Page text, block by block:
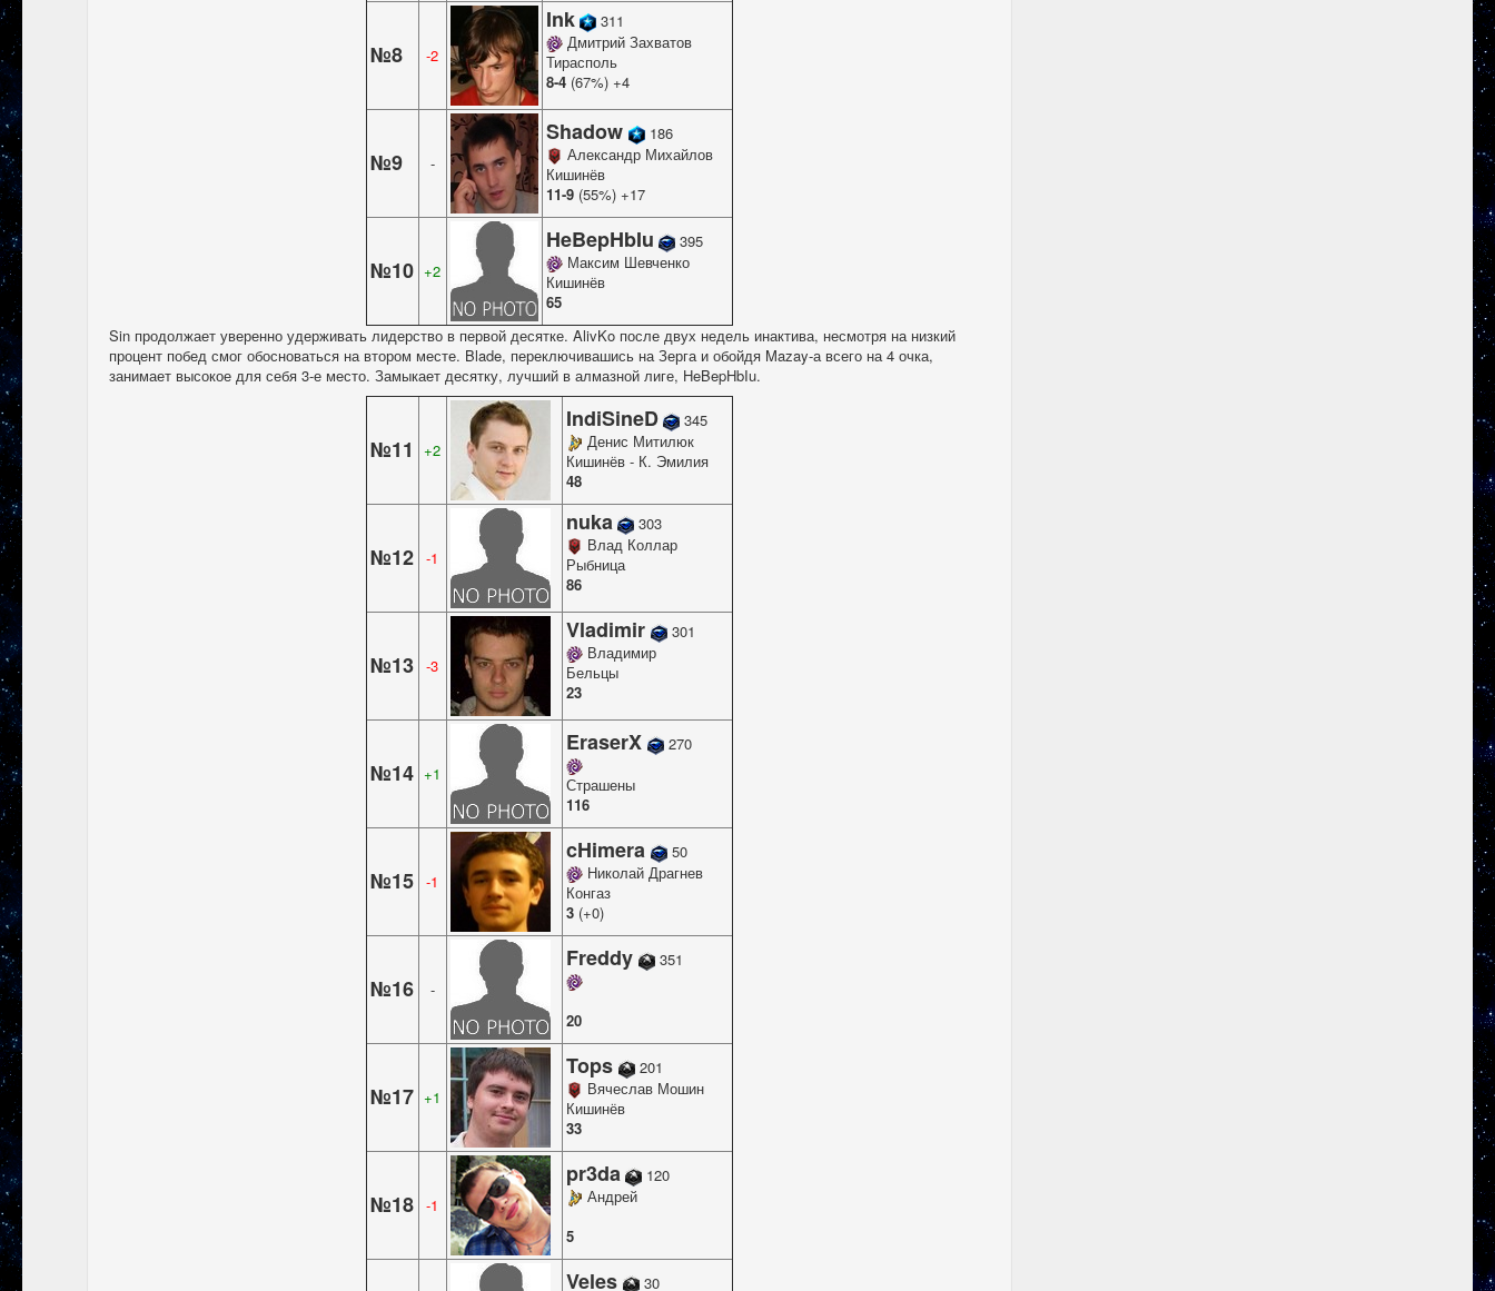
№8 -2
Ink
311
Дмитрий Захватов
Тирасполь
8-4 (67%) +4
№9 -
Shadow
186
Александр Михайлов
Кишинёв
11-9 (55%) +17
№10 +2
HeBepHbIu
395
Максим Шевченко
Кишинёв
65
Sin продолжает уверенно удерживать лидерство в первой десятке. AlivKo после двух недель инактива, несмотря на низкий
процент побед смог обосноваться на втором месте. Blade, переключивашись на Зерга и обойдя Mazay-а всего на 4 очка,
занимает высокое для себя 3-е место. Замыкает десятку, лучший в алмазной лиге, HeBepHbIu.
№11 +2
IndiSineD
345
Денис Митилюк
Кишинёв - К. Эмилия
48
№12 -1
nuka
303
Влад Коллар
Рыбница
86
№13 -3
Vladimir
301
Владимир
Бельцы
23
№14 +1
EraserX
270
Страшены
116
№15 -1
cHimera
50
Николай Драгнев
Конгаз
3 (+0)
№16 -
Freddy 351
20
№17 +1
Tops
201
Вячеслав Мошин
Кишинёв
33
№18 -1
pr3da
120
Андрей
5
Veles
30